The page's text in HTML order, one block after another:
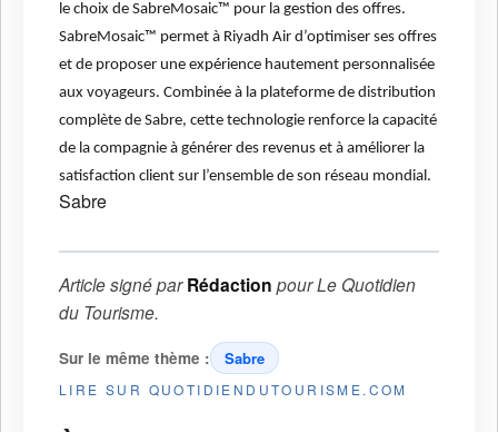
le choix de SabreMosaic™ pour la gestion des offres.
SabreMosaic™ permet à Riyadh Air d’optimiser ses offres
et de proposer une expérience hautement personnalisée
aux voyageurs. Combinée à la plateforme de distribution
complète de Sabre, cette technologie renforce la capacité
de la compagnie à générer des revenus et à améliorer la
satisfaction client sur l’ensemble de son réseau mondial.
Sabre
Article signé parRédaction pourLe Quotidien
du Tourisme.
Sur le même thème : Sabre
LIRE SUR QUOTIDIENDUTOURISME.COM